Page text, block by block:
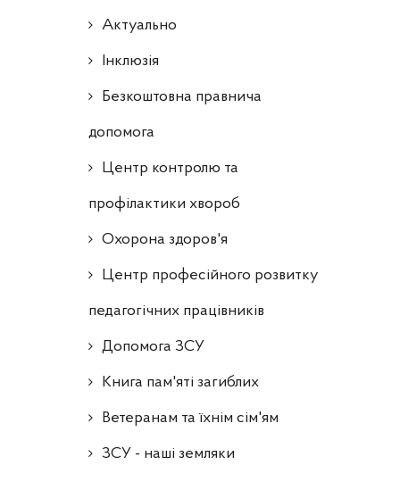
Актуально
Інклюзія
Безкоштовна правнича
допомога
Центр контролю та
профілактики хвороб
Охорона здоров'я
Центр професійного розвитку
педагогічних працівників
Допомога ЗСУ
Книга пам'яті загиблих
Ветеранам та їхнім сім'ям
ЗСУ - наші земляки